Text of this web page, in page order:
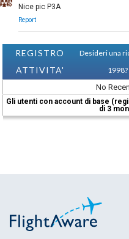
Nice pic P3A
Report
REGISTRO
ATTIVITA'
Desideri una
1998?
No
Gli utenti con account di base
di 3